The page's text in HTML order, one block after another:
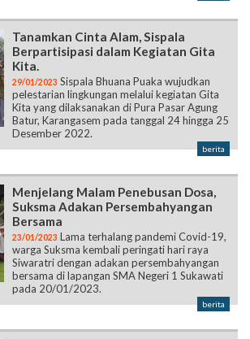
Tanamkan Cinta Alam, Sispala
Berpartisipasi dalam Kegiatan Gita
Kita.
29/01/2023 Sispala Bhuana Puaka wujudkan
pelestarian lingkungan melalui kegiatan Gita
Kita yang dilaksanakan di Pura Pasar Agung
Batur, Karangasem pada tanggal 24 hingga 25
Desember 2022.
berita
Menjelang Malam Penebusan Dosa,
Suksma Adakan Persembahyangan
Bersama
23/01/2023 Lama terhalang pandemi Covid-19,
warga Suksma kembali peringati hari raya
Siwaratri dengan adakan persembahyangan
bersama di lapangan SMA Negeri 1 Sukawati
pada 20/01/2023.
berita